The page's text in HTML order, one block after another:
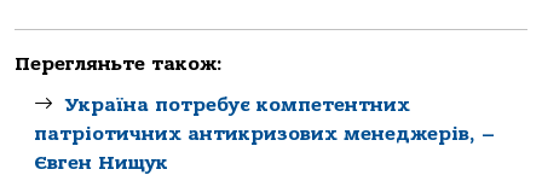
Перегляньте також:
Україна потребує компетентних
патріотичних антикризових менеджерів, –
Євген Нищук